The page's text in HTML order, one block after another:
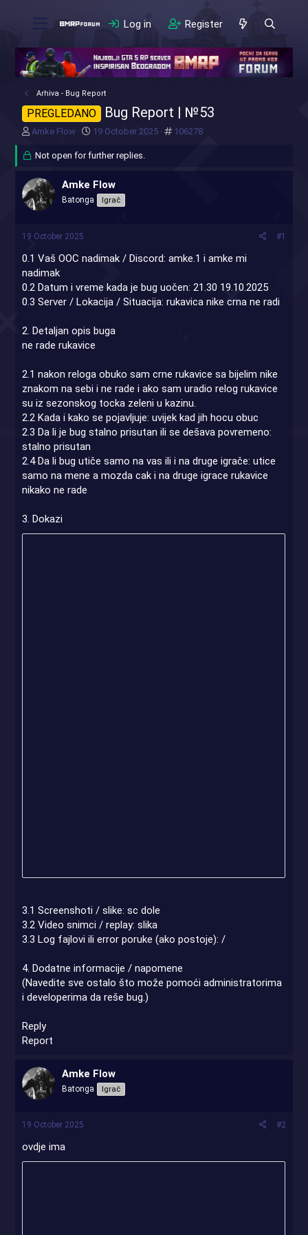
Log in Register
Arhiva - Bug Report
PREGLEDANO Bug Report | №53
T
r
a
d
s
t
r
Amke Flow
S
a
t
d
a
19 October 2025 #106278
Not open for further replies.
Amke Flow
Batonga Igrač
19 October 2025 #1
0.1 Vaš OOC nadimak / Discord: amke.1 i amke mi
nadimak
0.2 Datum i vreme kada je bug uočen: 21.30 19.10.2025
0.3 Server / Lokacija / Situacija: rukavica nike crna ne radi
2. Detaljan opis buga
ne rade rukavice
2.1 nakon reloga obuko sam crne rukavice sa bijelim nike
znakom na sebi i ne rade i ako sam uradio relog rukavice
su iz sezonskog tocka zeleni u kazinu.
2.2 Kada i kako se pojavljuje: uvijek kad jih hocu obuc
2.3 Da li je bug stalno prisutan ili se dešava povremeno:
stalno prisutan
2.4 Da li bug utiče samo na vas ili i na druge igrače: utice
samo na mene a mozda cak i na druge igrace rukavice
nikako ne rade
3. Dokazi
3.1 Screenshoti / slike: sc dole
3.2 Video snimci / replay: slika
3.3 Log fajlovi ili error poruke (ako postoje): /
4. Dodatne informacije / napomene
(Navedite sve ostalo što može pomoći administratorima
i developerima da reše bug.)
Reply
Report
Amke Flow
Batonga Igrač
19 October 2025 #2
ovdje ima